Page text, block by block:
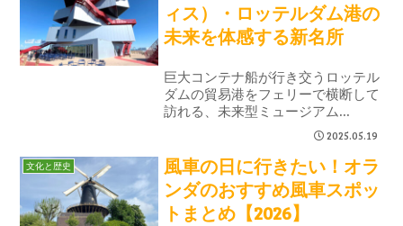
をお届けします。
ィス）・ロッテルダム港の
未来を体感する新名所
巨大コンテナ船が行き交うロッテル
ダムの貿易港をフェリーで横断して
訪れる、未来型ミュージアム
「Portlantis」。VRやインタラク
ティブ展示、建築や空間デザインも
見どころ。冒険気分で楽しめるアク
セス方法を詳しく紹介！
2025.05.19
文化と歴史
風車の日に行きたい！オラ
ンダのおすすめ風車スポッ
トまとめ【2026】